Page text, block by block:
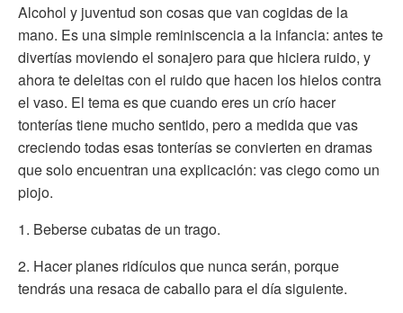
Alcohol y juventud son cosas que van cogidas de la
mano. Es una simple reminiscencia a la infancia: antes te
divertías moviendo el sonajero para que hiciera ruido, y
ahora te deleitas con el ruido que hacen los hielos contra
el vaso. El tema es que cuando eres un crío hacer
tonterías tiene mucho sentido, pero a medida que vas
creciendo todas esas tonterías se convierten en dramas
que solo encuentran una explicación: vas ciego como un
piojo.
1. Beberse cubatas de un trago.
2. Hacer planes ridículos que nunca serán, porque
tendrás una resaca de caballo para el día siguiente.